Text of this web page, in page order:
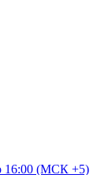
16:00 (МСК +5)